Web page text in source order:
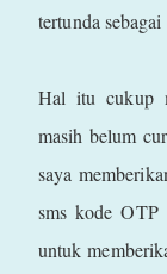
tertunda
Hal itu cukup
masih belum
saya
sms kode OTP
untuk